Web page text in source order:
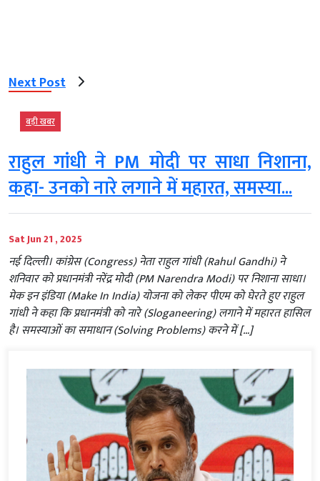
Next Post
बड़ी खबर
राहुल गांधी ने PM मोदी पर साधा निशाना,
कहा- उनको नारे लगाने में महारत, समस्या...
Sat Jun 21 , 2025
नई दिल्ली। कांग्रेस (Congress) नेता राहुल गांधी (Rahul Gandhi) ने
शनिवार को प्रधानमंत्री नरेंद्र मोदी (PM Narendra Modi) पर निशाना साधा।
मेक इन इंडिया (Make In India) योजना को लेकर पीएम को घेरते हुए राहुल
गांधी ने कहा कि प्रधानमंत्री को नारे (Sloganeering) लगाने में महारत हासिल
है। समस्याओं का समाधान (Solving Problems) करने में […]